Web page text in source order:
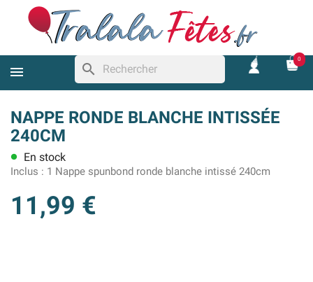
search
0
NAPPE RONDE BLANCHE INTISSÉE
240CM
lens En stock
Inclus : 1 Nappe spunbond ronde blanche intissé 240cm
11,99 €